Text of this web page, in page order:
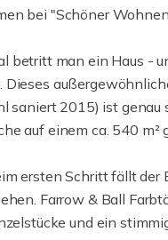
bei "Schöner
betritt man ein Haus -
Dieses
saniert 2015) ist genau
auf einem ca. 540 m²
ersten Schritt fällt der
Farrow & Ball
und ein